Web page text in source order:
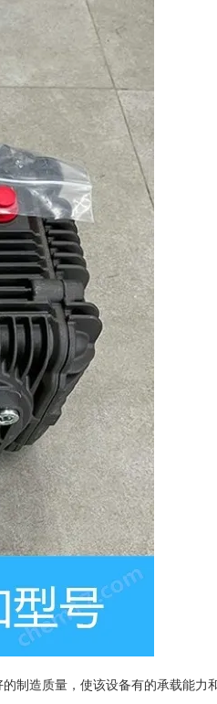
制造质量，使该设备有的承载能力